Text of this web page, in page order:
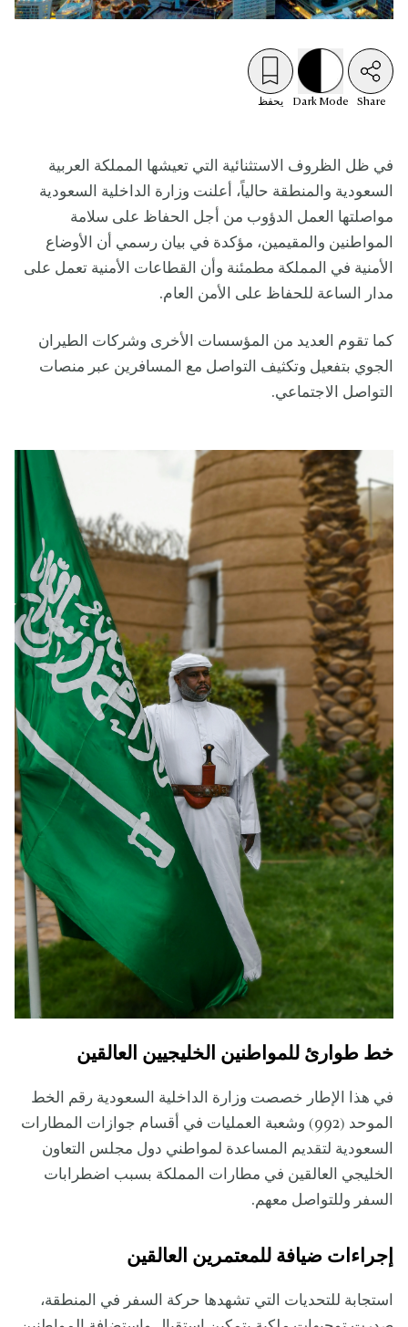
Share
Dark Mode يحفظ
في ظل الظروف الاستثنائية التي تعيشها المملكة العربية
السعودية والمنطقة حالياً، أعلنت وزارة الداخلية السعودية
مواصلتها العمل الدؤوب من أجل الحفاظ على سلامة
المواطنين والمقيمين، مؤكدة في بيان رسمي أن الأوضاع
الأمنية في المملكة مطمئنة وأن القطاعات الأمنية تعمل على
مدار الساعة للحفاظ على الأمن العام.
كما تقوم العديد من المؤسسات الأخرى وشركات الطيران
الجوي بتفعيل وتكثيف التواصل مع المسافرين عبر منصات
التواصل الاجتماعي.
خط طوارئ للمواطنين الخليجيين العالقين
في هذا الإطار خصصت وزارة الداخلية السعودية رقم الخط
الموحد (992) وشعبة العمليات في أقسام جوازات المطارات
السعودية لتقديم المساعدة لمواطني دول مجلس التعاون
الخليجي العالقين في مطارات المملكة بسبب اضطرابات
السفر وللتواصل معهم.
إجراءات ضيافة للمعتمرين العالقين
استجابة للتحديات التي تشهدها حركة السفر في المنطقة،